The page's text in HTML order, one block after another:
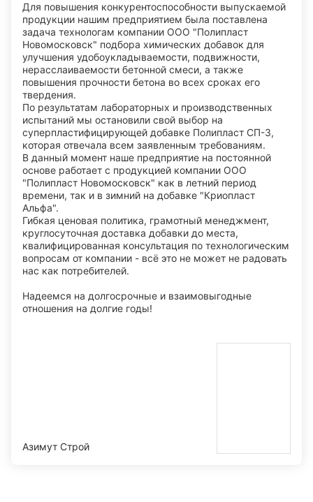
Для повышения конкурентоспособности выпускаемой
продукции нашим предприятием была поставлена
задача технологам компании ООО "Полипласт
Новомосковск" подбора химических добавок для
улучшения удобоукладываемости, подвижности,
нерасслаиваемости бетонной смеси, а также
повышения прочности бетона во всех сроках его
твердения.
По результатам лабораторных и производственных
испытаний мы остановили свой выбор на
суперпластифицирующей добавке Полипласт СП-3,
которая отвечала всем заявленным требованиям.
В данный момент наше предприятие на постоянной
основе работает с продукцией компании ООО
"Полипласт Новомосковск" как в летний период
времени, так и в зимний на добавке "Криопласт
Альфа".
Гибкая ценовая политика, грамотный менеджмент,
круглосуточная доставка добавки до места,
квалифицированная консультация по технологическим
вопросам от компании - всё это не может не радовать
нас как потребителей.
Надеемся на долгосрочные и взаимовыгодные
отношения на долгие годы!
Азимут Строй